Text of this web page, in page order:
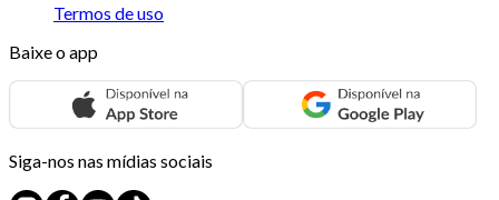
Termos de uso
Baixe o app
Siga-nos nas mídias sociais